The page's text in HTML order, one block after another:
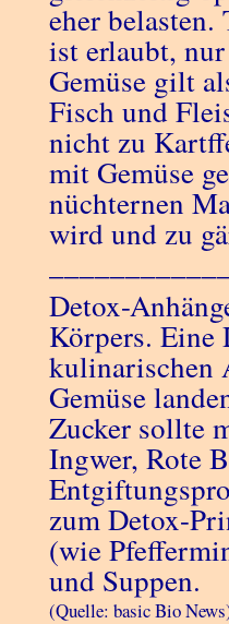
eher
ist erlaubt,
Gemüse gilt
Fisch und
nicht zu
mit Gemüse
nüchternen
wird und zu
Detox-
Körpers.
kulinarischen
Gemüse
Zucker sollte
Ingwer, Rote
zum Detox-
(wie
und Suppen.
(Quelle: basic Bio